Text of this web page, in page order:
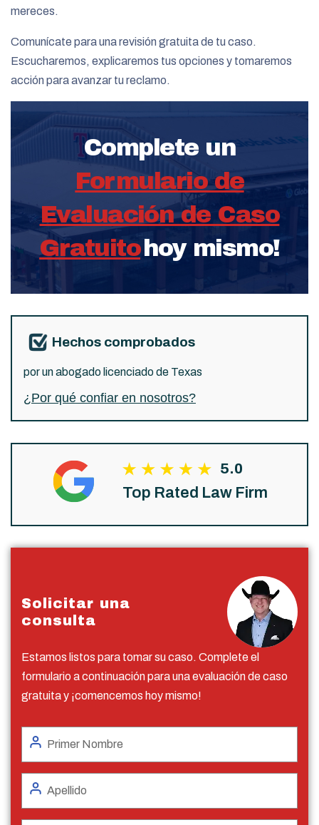
mereces.
Comunícate para una revisión gratuita de tu caso.
Escucharemos, explicaremos tus opciones y tomaremos
acción para avanzar tu reclamo.
Complete un
Formulario de
Evaluación de Caso
Gratuitohoy mismo!
Hechos comprobados
por un abogado licenciado de Texas
¿Por qué confiar en nosotros?
5.0
Top Rated Law Firm
Solicitar una
consulta
Estamos listos para tomar su caso. Complete el
formulario a continuación para una evaluación de caso
gratuita y ¡comencemos hoy mismo!